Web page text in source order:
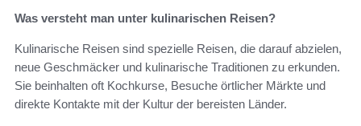
Was versteht man unter kulinarischen Reisen?
Kulinarische Reisen sind spezielle Reisen, die darauf abzielen,
neue Geschmäcker und kulinarische Traditionen zu erkunden.
Sie beinhalten oft Kochkurse, Besuche örtlicher Märkte und
direkte Kontakte mit der Kultur der bereisten Länder.